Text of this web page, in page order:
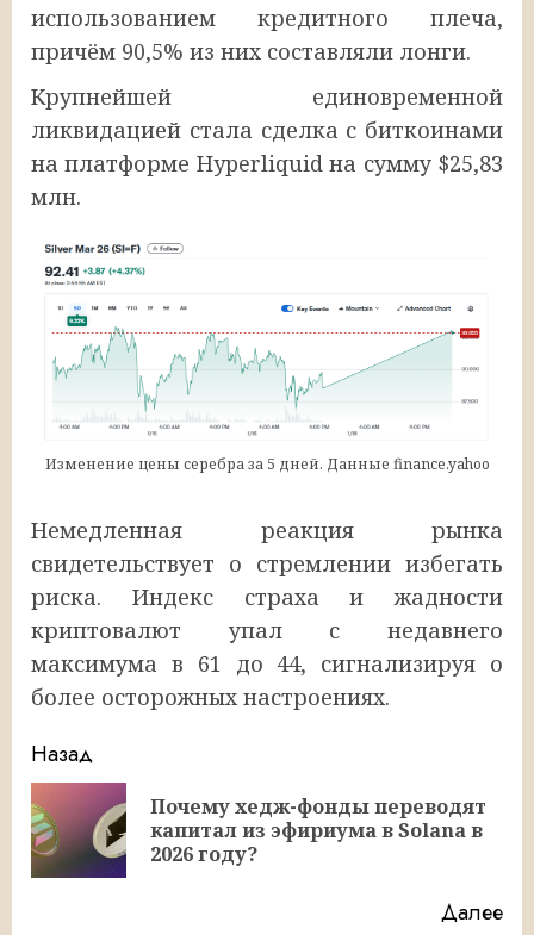
использованием кредитного плеча,
причём 90,5% из них составляли лонги.
Крупнейшей единовременной
ликвидацией стала сделка с биткоинами
на платформе Hyperliquid на сумму $25,83
млн.
Изменение цены серебра за 5 дней. Данные finance.yahoo
Немедленная реакция рынка
свидетельствует о стремлении избегать
риска. Индекс страха и жадности
криптовалют упал с недавнего
максимума в 61 до 44, сигнализируя о
более осторожных настроениях.
Продолжить
чтение
Назад
Почему хедж-фонды переводят
капитал из эфириума в Solana в
2026 году?
Далее